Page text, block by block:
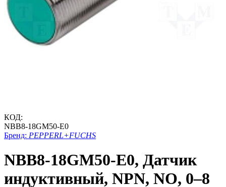
КОД:
NBB8-18GM50-E0
Бренд: PEPPERL+FUCHS
NBB8-18GM50-E0, Датчик
индуктивный, NPN, NO, 0–8